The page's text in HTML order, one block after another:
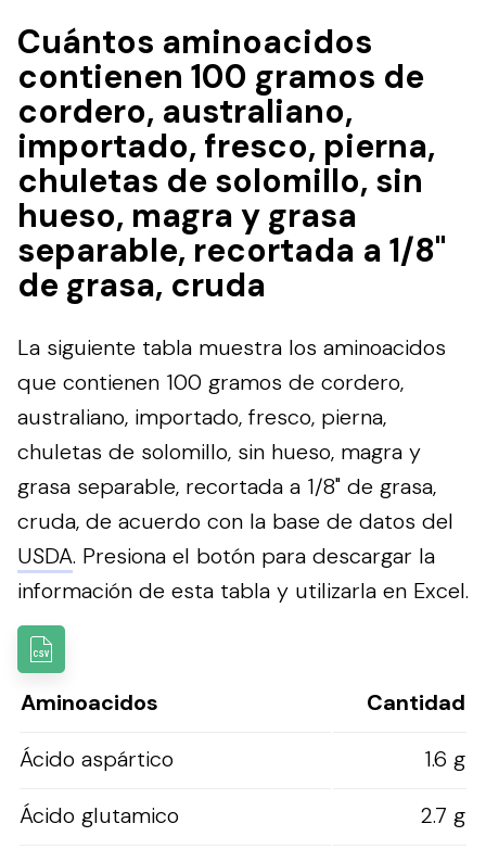
Cuántos aminoacidos
contienen 100 gramos de
cordero, australiano,
importado, fresco, pierna,
chuletas de solomillo, sin
hueso, magra y grasa
separable, recortada a 1/8"
de grasa, cruda
La siguiente tabla muestra los aminoacidos
que contienen 100 gramos de cordero,
australiano, importado, fresco, pierna,
chuletas de solomillo, sin hueso, magra y
grasa separable, recortada a 1/8" de grasa,
cruda, de acuerdo con la base de datos del
USDA. Presiona el botón para descargar la
información de esta tabla y utilizarla en Excel.
Aminoacidos
Cantidad
Ácido aspártico
1.6 g
Ácido glutamico
2.7 g